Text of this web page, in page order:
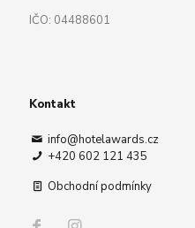
IČO: 04488601
Kontakt
info@hotelawards.cz
+420 602 121 435
Obchodní podmínky